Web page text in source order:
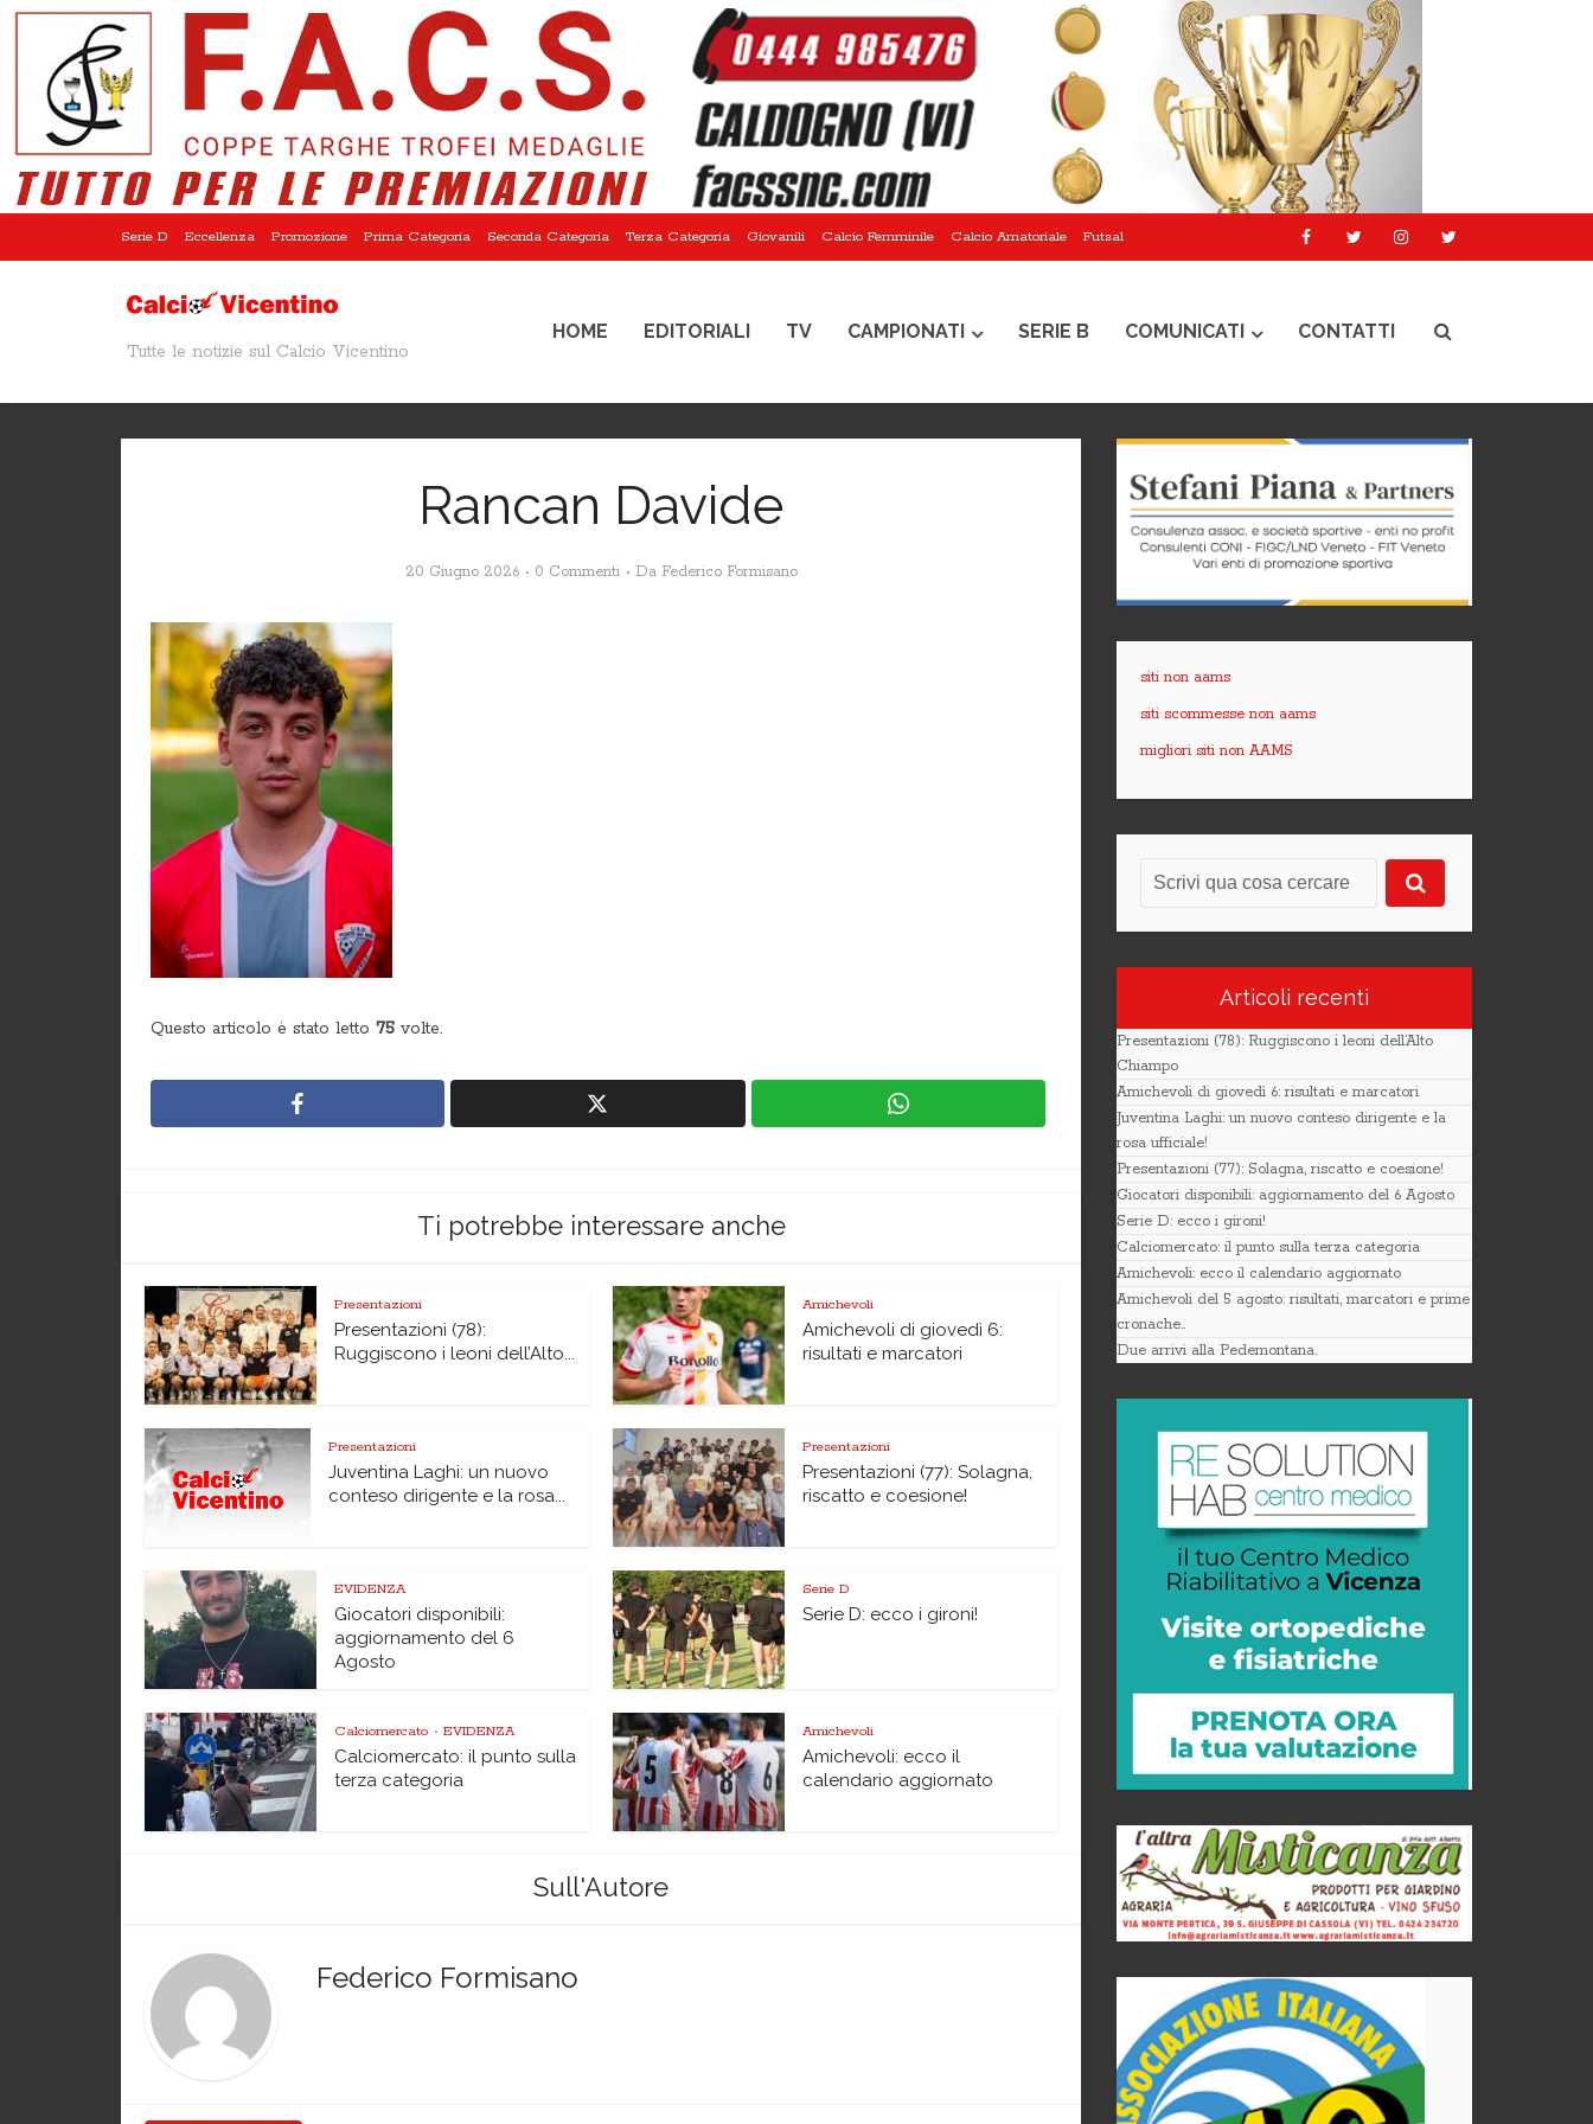
Serie D Eccellenza Promozione Prima Categoria Seconda Categoria Terza Categoria Giovanili Calcio Femminile Calcio Amatoriale Futsal
Tutte le notizie sul Calcio Vicentino
HOME EDITORIALI TV CAMPIONATI SERIE B COMUNICATI CONTATTI
Rancan Davide
20 Giugno 2026 0 Commenti Da Federico Formisano
Questo articolo è stato letto 75 volte.
Ti potrebbe interessare anche
Presentazioni
Presentazioni (78):
Ruggiscono i leoni dell’Alto...
Amichevoli
Amichevoli di giovedì 6:
risultati e marcatori
Presentazioni
Juventina Laghi: un nuovo
conteso dirigente e la rosa...
Presentazioni
Presentazioni (77): Solagna,
riscatto e coesione!
EVIDENZA
Giocatori disponibili:
aggiornamento del 6
Agosto
Serie D
Serie D: ecco i gironi!
Calciomercato • EVIDENZA
Calciomercato: il punto sulla
terza categoria
Amichevoli
Amichevoli: ecco il
calendario aggiornato
Sull'Autore
Federico Formisano
siti non aams
siti scommesse non aams
migliori siti non AAMS
Articoli recenti
Presentazioni (78): Ruggiscono i leoni dell’Alto
Chiampo
Amichevoli di giovedì 6: risultati e marcatori
Juventina Laghi: un nuovo conteso dirigente e la
rosa ufficiale!
Presentazioni (77): Solagna, riscatto e coesione!
Giocatori disponibili: aggiornamento del 6 Agosto
Serie D: ecco i gironi!
Calciomercato: il punto sulla terza categoria
Amichevoli: ecco il calendario aggiornato
Amichevoli del 5 agosto: risultati, marcatori e prime
cronache..
Due arrivi alla Pedemontana.